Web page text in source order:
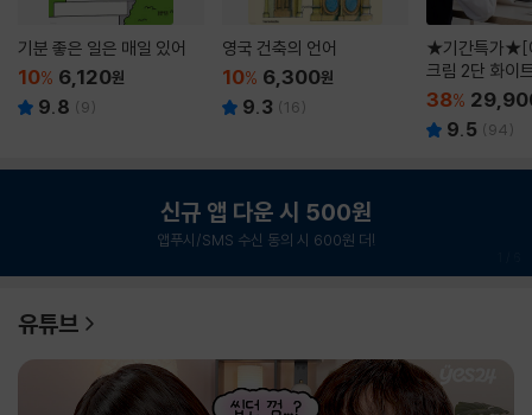
기분 좋은 일은 매일 있어
10% 6,120원
9.8 (9)
영국 건축의 언어
10% 6,300원
9.3 (16)
★기간특가★[
크림 2단 화이
38%
9.5 (94)
신규 앱 다운 시 500원
앱푸시/SMS 수신 동의 시 600원 더!
유튜브